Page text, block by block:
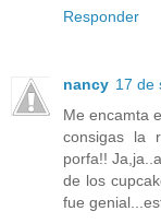
Responder
nancy 17 de
Me encamta
consigas la
porfa!!
de los
fue